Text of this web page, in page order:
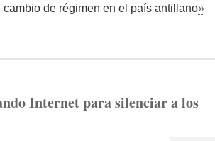
cambio de régimen en el país antillano»
Internet para silenciar a los